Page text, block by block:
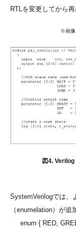
RTLを変更してから
※画像
図4. Verilog
SystemVerilogでは、
（enumelation）が
enum { RED,